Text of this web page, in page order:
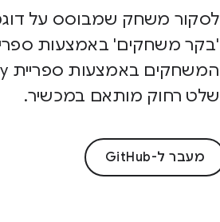
שלט רחוק מותאם במכשיר.
מעבר ל-GitHub